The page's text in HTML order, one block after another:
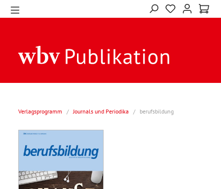
Verlagsprogramm / Journals und Periodika / berufsbildung